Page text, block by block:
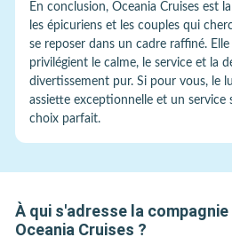
En conclusion, Oceania Cruises est
les épicuriens et les couples qui
se reposer dans un cadre raffiné.
privilégient le calme, le service et la
divertissement pur. Si pour vous, le
assiette exceptionnelle et un service
choix parfait.
À qui s'adresse la compagnie
Oceania Cruises ?